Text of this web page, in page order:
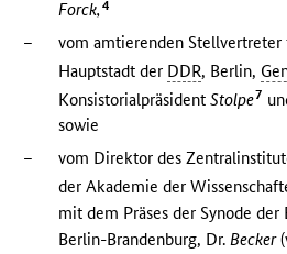
Forck, 4
–
vom amtierenden
Hauptstadt der DDR, Berlin,
KonsistorialpräsidentStolpe7
sowie
–
vom Direktor des
der Akademie der
mit dem Präses der Synode
Berlin-Brandenburg, Dr.Becker